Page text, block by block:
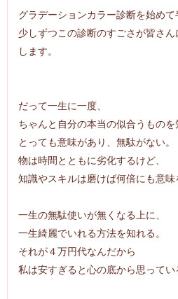
グラデーションカラー診断を始めて
少しずつこの診断のすごさが皆さ
します。
だって一生に一度、
ちゃんと自分の本当の似合うものを
とっても意味があり、無駄がない。
物は時間とともに劣化するけど、
知識やスキルは磨けば何倍にも意味
一生の無駄使いが無くなる上に、
一生綺麗でいれる方法を知れる。
それが４万円代なんだから
私は安すぎると心の底から思ってい